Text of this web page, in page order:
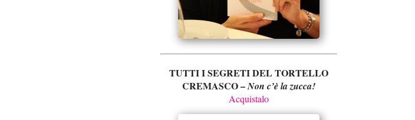
TUTTI I SEGRETI DEL TORTELLO
CREMASCO –Non c’è la zucca!
Acquistalo